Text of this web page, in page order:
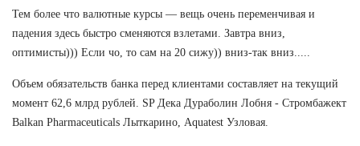
Тем более что валютные курсы — вещь очень переменчивая и
падения здесь быстро сменяются взлетами. Завтра вниз,
оптимисты))) Если чо, то сам на 20 сижу)) вниз-так вниз.....
Объем обязательств банка перед клиентами составляет на текущий
момент 62,6 млрд рублей. SP Дека Дураболин Лобня - Стромбажект
Balkan Pharmaceuticals Лыткарино, Aquatest Узловая.